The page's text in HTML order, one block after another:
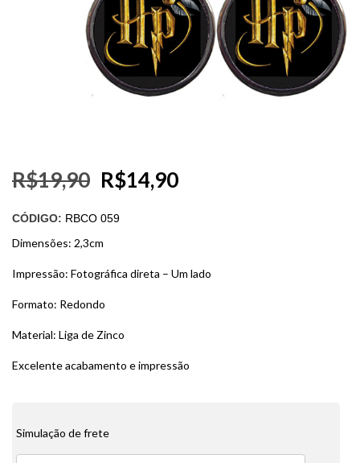
R$19,90 R$14,90
CÓDIGO: RBCO 059
Dimensões: 2,3cm
Impressão: Fotográfica direta – Um lado
Formato: Redondo
Material: Liga de Zinco
Excelente acabamento e impressão
Simulação de frete